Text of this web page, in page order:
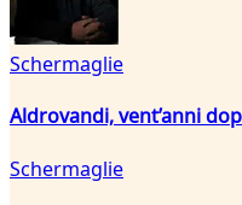
Schermaglie
Aldrovandi, vent’anni
Schermaglie